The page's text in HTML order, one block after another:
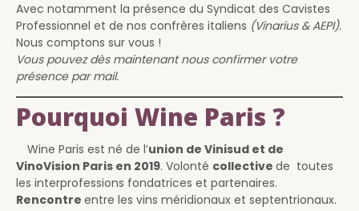
Avec notamment la présence du Syndicat des Cavistes
Professionnel et de nos confrères italiens (Vinarius & AEPI).
Nous comptons sur vous !
Vous pouvez dès maintenant nous confirmer votre
présence par mail.
Pourquoi Wine Paris ?
Wine Paris est né de l’union de Vinisud et de
VinoVision Paris en 2019. Volonté collective de toutes
les interprofessions fondatrices et partenaires.
Rencontre entre les vins méridionaux et septentrionaux.